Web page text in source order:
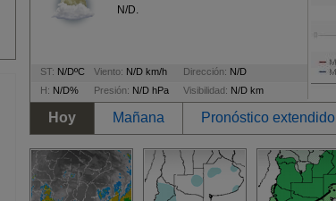
N/D.
ST: N/DºC Viento: N/D km/h Dirección: N/D
H: N/D% Presión: N/D hPa Visibilidad: N/D km
Hoy Mañana Pronóstico extendido